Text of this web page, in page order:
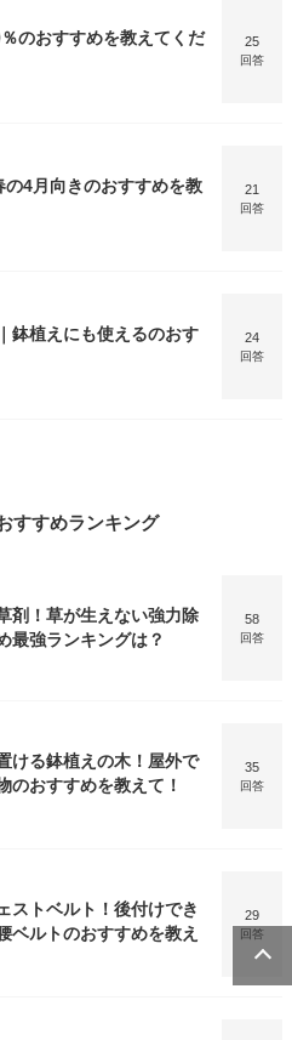
のおすすめを教えてくだ
25
回答
4月向きのおすすめを教
21
回答
鉢植えにも使えるのおす
24
回答
すすめランキング
剤！草が生えない強力除
最強ランキングは？
58
回答
ける鉢植えの木！屋外で
のおすすめを教えて！
35
回答
ストベルト！後付けでき
ベルトのおすすめを教え
29
回答